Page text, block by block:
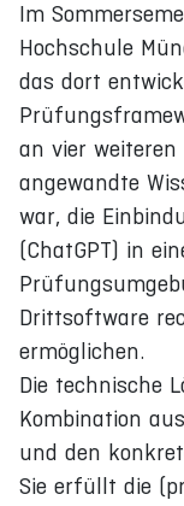
Im
Hochschule
das dort
an vier
angewandte
war, die
(ChatGPT) in
Drittsoftware
ermöglichen.
Die technische
Kombination
und den
Sie erfüllt die